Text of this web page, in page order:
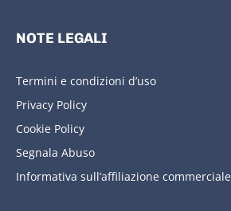
NOTE LEGALI
Termini e condizioni d’uso
Privacy Policy
Cookie Policy
Segnala Abuso
Informativa sull’affiliazione commerciale